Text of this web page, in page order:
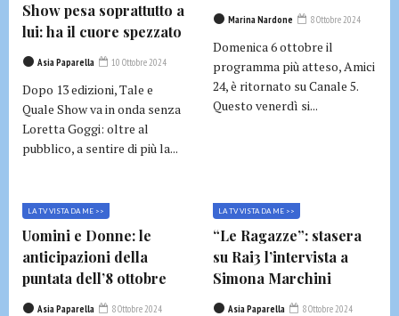
Show pesa soprattutto a
lui: ha il cuore spezzato
Asia Paparella 10 Ottobre 2024
Dopo 13 edizioni, Tale e
Quale Show va in onda senza
Loretta Goggi: oltre al
pubblico, a sentire di più la...
Marina Nardone 8 Ottobre 2024
Domenica 6 ottobre il
programma più atteso, Amici
24, è ritornato su Canale 5.
Questo venerdì si...
LA TV VISTA DA ME >>
Uomini e Donne: le
anticipazioni della
puntata dell’8 ottobre
Asia Paparella 8 Ottobre 2024
LA TV VISTA DA ME >>
“Le Ragazze”: stasera
su Rai3 l’intervista a
Simona Marchini
Asia Paparella 8 Ottobre 2024